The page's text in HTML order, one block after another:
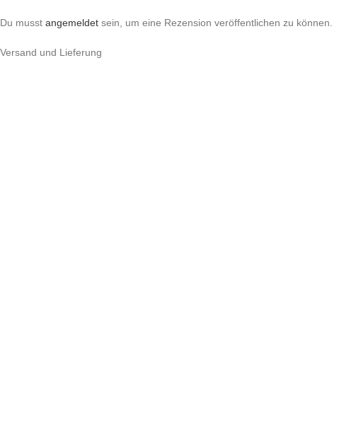
Du musst angemeldet sein, um eine Rezension veröffentlichen zu können.
Versand und Lieferung